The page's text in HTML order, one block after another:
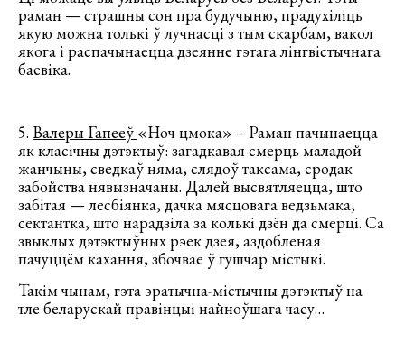
раман — страшны сон пра будучыню, прадухіліць
якую можна толькі ў лучнасці з тым скарбам, вакол
якога і распачынаецца дзеянне гэтага лінгвістычнага
баевіка.
5. Валеры Гапееў «Ноч цмока» – Раман пачынаецца
як класічны дэтэктыў: загадкавая смерць маладой
жанчыны, сведкаў няма, слядоў таксама, сродак
забойства нявызначаны. Далей высвятляецца, што
забітая — лесбіянка, дачка мясцовага ведзьмака,
сектантка, што нарадзіла за колькі дзён да смерці. Са
звыклых дэтэктыўных рэек дзея, аздобленая
пачуццём кахання, збочвае ў гушчар містыкі.
Такім чынам, гэта эратычна-містычны дэтэктыў на
тле беларускай правінцыі найноўшага часу…